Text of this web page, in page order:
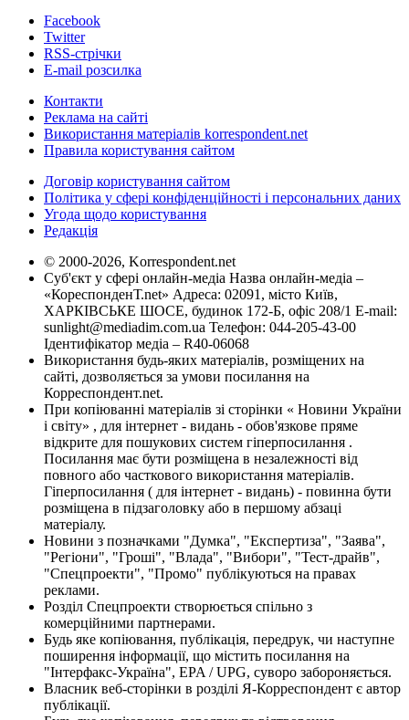
Facebook
Twitter
RSS-стрічки
E-mail розсилка
Контакти
Реклама на сайті
Використання матеріалів korrespondent.net
Правила користування сайтом
Договір користування сайтом
Політика у сфері конфіденційності і персональних даних
Угода щодо користування
Редакція
© 2000-2026, Korrespondent.net
Суб'єкт у сфері онлайн-медіа Назва онлайн-медіа –
«КореспонденТ.net» Адреса: 02091, місто Київ,
ХАРКІВСЬКЕ ШОСЕ, будинок 172-Б, офіс 208/1 E-mail:
sunlight@mediadim.com.ua Телефон: 044-205-43-00
Ідентифікатор медіа – R40-06068
Використання будь-яких матеріалів, розміщених на
сайті, дозволяється за умови посилання на
Корреспондент.net.
При копіюванні матеріалів зі сторінки « Новини України
і світу» , для інтернет - видань - обов'язкове пряме
відкрите для пошукових систем гіперпосилання .
Посилання має бути розміщена в незалежності від
повного або часткового використання матеріалів.
Гіперпосилання ( для інтернет - видань) - повинна бути
розміщена в підзаголовку або в першому абзаці
матеріалу.
Новини з позначками "Думка", "Експертиза", "Заява",
"Регіони", "Гроші", "Влада", "Вибори", "Тест-драйв",
"Спецпроекти", "Промо" публікуються на правах
реклами.
Розділ Спецпроекти створюється спільно з
комерційними партнерами.
Будь яке копіювання, публікація, передрук, чи наступне
поширення інформації, що містить посилання на
"Інтерфакс-Україна", EPA / UPG, суворо забороняється.
Власник веб-сторінки в розділі Я-Корреспондент є автор
публікації.